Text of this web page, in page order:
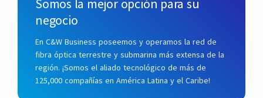
Somos la mejor opción para su
negocio
En C&W Business poseemos y operamos la red de
fibra óptica terrestre y submarina más extensa de la
región. ¡Somos el aliado tecnológico de más de
125,000 compañías en América Latina y el Caribe!